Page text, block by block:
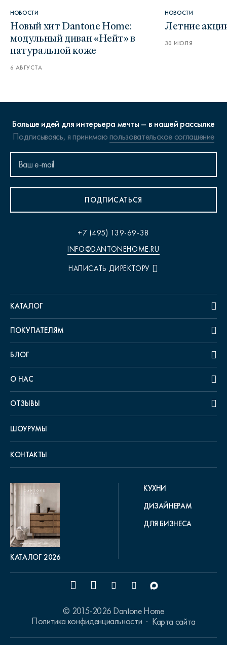
НОВОСТИ
Новый хит Dantone Home:
модульный диван «Нейт» в
натуральной коже
6 АВГУСТА
НОВОСТИ
Летние
30 ИЮЛЯ
Больше идей для интерьера мечты – в нашей рассылке
Подписываясь, я принимаюпользовательское соглашение
ПОДПИСАТЬСЯ
+7 (495) 139-69-38
INFO@DANTONEHOME.RU
НАПИСАТЬ ДИРЕКТОРУ
КАТАЛОГ
ПОКУПАТЕЛЯМ
БЛОГ
О НАС
ОТЗЫВЫ
ШОУРУМЫ
КОНТАКТЫ
КАТАЛОГ 2026
КУХНИ
ДИЗАЙНЕРАМ
ДЛЯ БИЗНЕСА
© 2015-2026 Dantone Home
Политика конфиденциальности
Карта сайта